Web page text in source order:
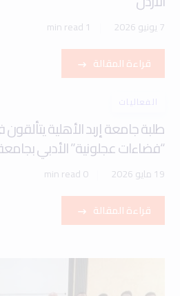
7 يونيو 2026 1 min read
قراءة المقالة
الفعاليات
طلبة جامعة إربد الأهلية
“فضاءات عجلونية” الأدبي
19 مايو 2026 0 min read
قراءة المقالة